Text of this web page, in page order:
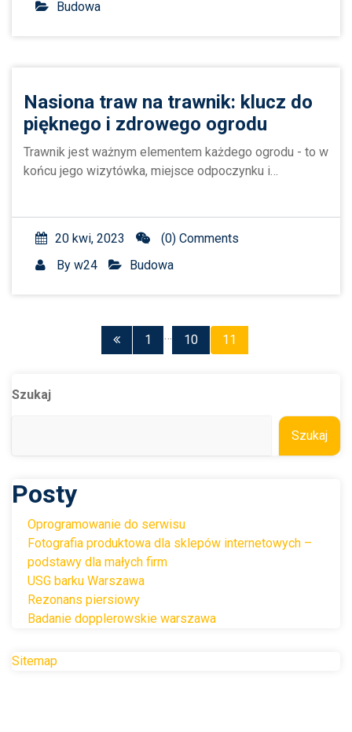
Budowa
Nasiona traw na trawnik: klucz do
pięknego i zdrowego ogrodu
Trawnik jest ważnym elementem każdego ogrodu - to w
końcu jego wizytówka, miejsce odpoczynku i…
20 kwi, 2023
(0) Comments
By w24 Budowa
Stronicowanie
1 … 10 11
Szukaj
Szukaj
Posty
Oprogramowanie do serwisu
Fotografia produktowa dla sklepów internetowych –
podstawy dla małych firm
USG barku Warszawa
Rezonans piersiowy
Badanie dopplerowskie warszawa
Sitemap